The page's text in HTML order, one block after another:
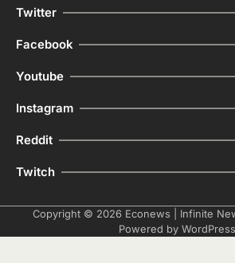
Twitter
Facebook
Youtube
Instagram
Reddit
Twitch
Copyright © 2026 Econews | Infinite
Powered by WordPress